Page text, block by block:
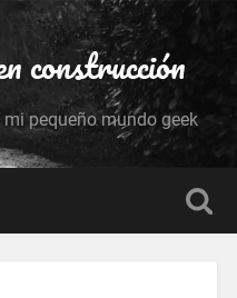
construcción
pequeño mundo geek